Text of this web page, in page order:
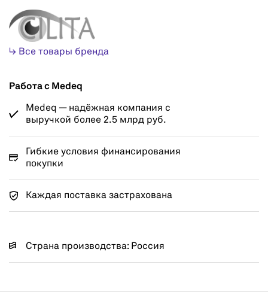
↳ Все товары бренда
Работа с Medeq
Medeq — надёжная компания с
выручкой более 2.5 млрд руб.
Гибкие условия финансирования
покупки
Каждая поставка застрахована
Страна производства: Россия